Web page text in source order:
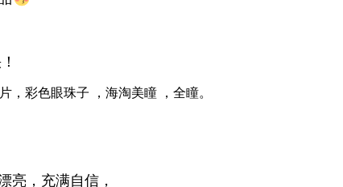
彩色眼珠子 ，海淘美瞳 ，全瞳。
亮，充满自信，